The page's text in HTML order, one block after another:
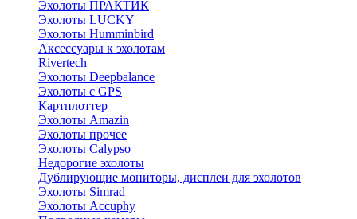
Эхолоты ПРАКТИК
Эхолоты LUCKY
Эхолоты Humminbird
Аксессуары к эхолотам
Rivertech
Эхолоты Deepbalance
Эхолоты с GPS
Картплоттер
Эхолоты Amazin
Эхолоты прочее
Эхолоты Calypso
Недорогие эхолоты
Дублирующие мониторы, дисплеи для эхолотов
Эхолоты Simrad
Эхолоты Accuphy